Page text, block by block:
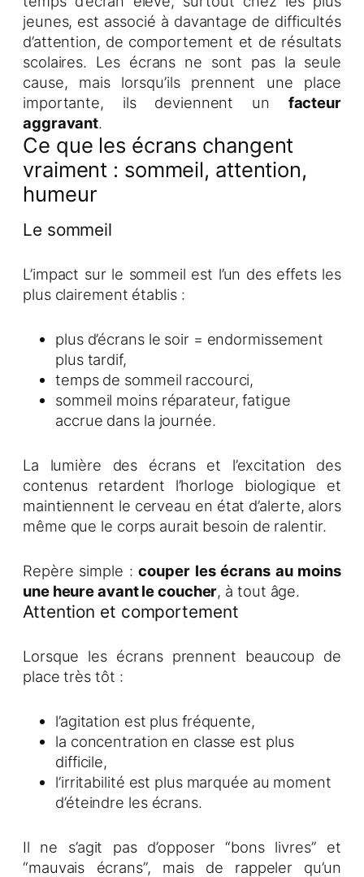
jeunes, est associé à davantage de difficultés
d’attention, de comportement et de résultats
scolaires. Les écrans ne sont pas la seule
cause, mais lorsqu’ils prennent une place
importante, ils deviennent un facteur
aggravant.
Ce que les écrans changent
vraiment : sommeil, attention,
humeur
Le sommeil
L’impact sur le sommeil est l’un des effets les
plus clairement établis :
plus d’écrans le soir = endormissement
plus tardif,
temps de sommeil raccourci,
sommeil moins réparateur, fatigue
accrue dans la journée.
La lumière des écrans et l’excitation des
contenus retardent l’horloge biologique et
maintiennent le cerveau en état d’alerte, alors
même que le corps aurait besoin de ralentir.
Repère simple :couper les écrans au moins
une heure avant le coucher, à tout âge.
Attention et comportement
Lorsque les écrans prennent beaucoup de
place très tôt :
l’agitation est plus fréquente,
la concentration en classe est plus
difficile,
l’irritabilité est plus marquée au moment
d’éteindre les écrans.
Il ne s’agit pas d’opposer “bons livres” et
“mauvais écrans”, mais de rappeler qu’un